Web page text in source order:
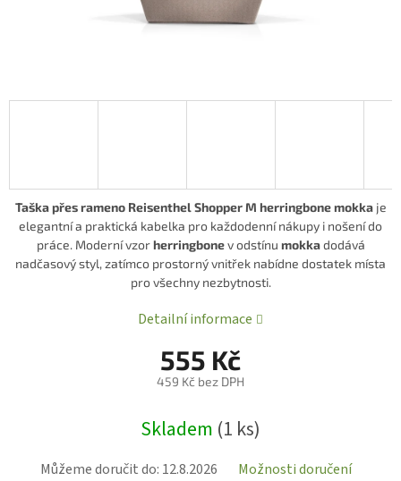
555 Kč
459 Kč bez DPH
cena:
Skladem (1 ks)
Můžeme doručit do: 12.8.2026 Možnosti doručení
Taška přes rameno Reisenthel Shopper M herringbone mokkaje
elegantní a praktická kabelka pro každodenní nákupy i nošení do
práce. Moderní vzorherringbonev odstínu mokkadodává
nadčasový styl, zatímco prostorný vnitřek nabídne dostatek místa
pro všechny nezbytnosti.
Detailní informace